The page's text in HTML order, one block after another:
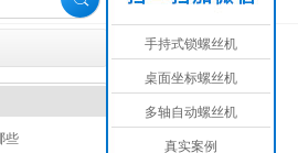
些
手持式锁螺丝机
桌面坐标螺丝机
多轴自动螺丝机
真实案例